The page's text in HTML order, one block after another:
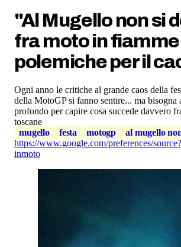
"Al Mugello non si
fra moto in fiamme
polemiche per il
Ogni anno le critiche al grande caos della
della MotoGP si fanno sentire... ma bisogna
profondo per capire cosa succede davvero
toscane
mugello
festa motogp
al mugello
https://www.google.com/preferences/
inmoto